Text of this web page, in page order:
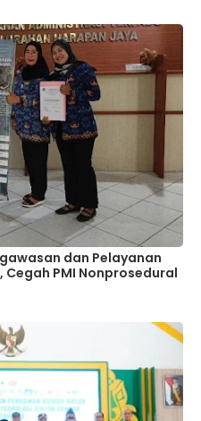
dan Pelayanan
PMI Nonprosedural